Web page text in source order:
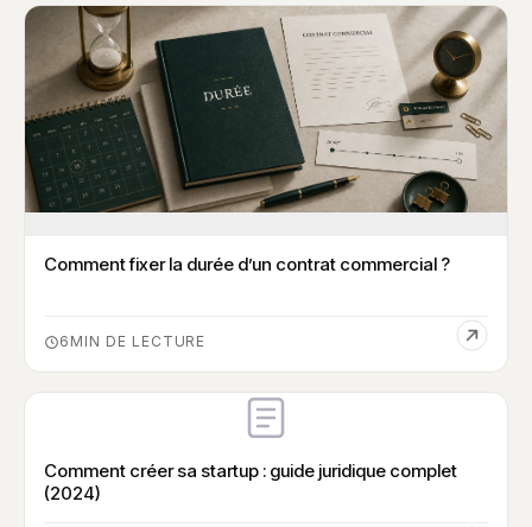
Comment fixer la durée d’un contrat commercial ?
6
Comment créer sa startup : guide juridique complet
(2024)